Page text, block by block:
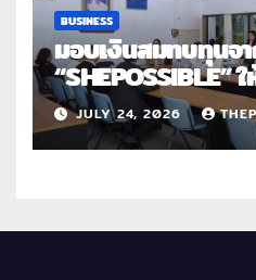
BUSINESS
มอบเงินสมทบทุนจ
“SHEPOSSIBLE”
เสริมสถานภาพสตรี
สากล 2569
JULY 24, 2026